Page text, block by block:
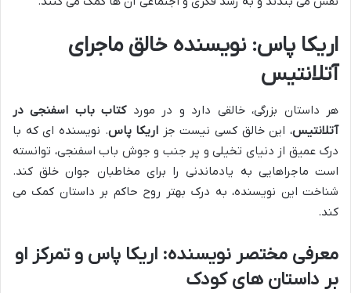
اریکا پاس: نویسنده خالق ماجرای
آتلانتیس
هر داستان بزرگی، خالقی دارد و در موردکتاب باب اسفنجی در
آتلانتیس، این خالق کسی نیست جز اریکا پاس. نویسنده ای که با
درک عمیق از دنیای تخیلی و پر جنب و جوش باب اسفنجی، توانسته
است ماجراهایی به یادماندنی را برای مخاطبان جوان خلق کند.
شناخت این نویسنده، به درک بهتر روح حاکم بر داستان کمک می
کند.
معرفی مختصر نویسنده: اریکا پاس و تمرکز او
بر داستان های کودک